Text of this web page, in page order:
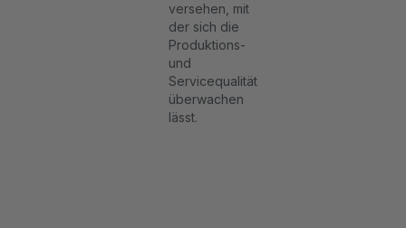
versehen, mit
der sich die
Produktions-
und
Servicequalität
überwachen
lässt.